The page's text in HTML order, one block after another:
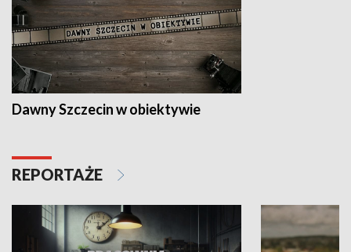
Dawny Szczecin w obiektywie
REPORTAŻE